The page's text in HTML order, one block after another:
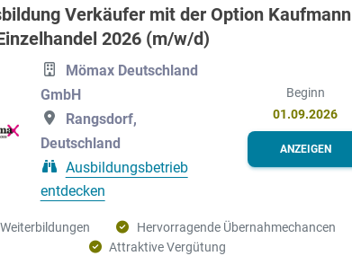
Verkäufer mit der Option Kaufmann
2026 (m/w/d)
Mömax Deutschland
GmbH
Rangsdorf,
Deutschland
Ausbildungsbetrieb
entdecken
Beginn
01.09.2026
ANZEIGEN
Weiterbildungen
Hervorragende Übernahmechancen
Attraktive Vergütung